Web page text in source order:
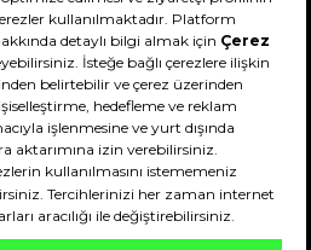
Şartlar & Koşullar
Hakkımızda
Tüm hakları saklıdır.